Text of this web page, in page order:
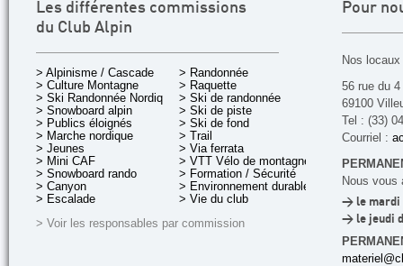
Les différentes commissions
du Club Alpin
> Alpinisme / Cascade
> Culture Montagne
> Ski Randonnée Nordique
> Snowboard alpin
> Publics éloignés
> Marche nordique
> Jeunes
> Mini CAF
> Snowboard rando
> Canyon
> Escalade
> Randonnée
> Raquette
> Ski de randonnée
> Ski de piste
> Ski de fond
> Trail
> Via ferrata
> VTT Vélo de montagne
> Formation / Sécurité
> Environnement durable
> Vie du club
> Voir les responsables par commission
Pour
Nos
56 rue du
69100
Tel : (33)
Courriel :
Nous vous
> le mardi
> le jeudi